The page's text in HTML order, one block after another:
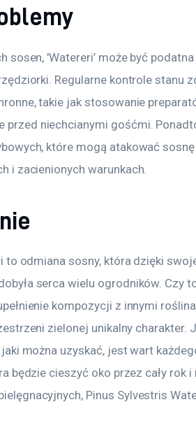
sosen, 'Watereri’ może być
Regularne kontrole stanu
takie jak stosowanie
przed niechcianymi gośćmi.
które mogą atakować
i zacienionych warunkach.
to odmiana sosny, która dzięki
serca wielu ogrodników. Czy
kompozycji z innymi
zielonej unikalny charakter.
można uzyskać, jest wart
będzie cieszyć oko przez cały rok
Pinus Sylvestris